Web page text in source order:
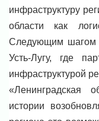
инфраструктуру
области как
Следующим шагом
Усть-Лугу, где
инфраструктурой
«Ленинградская
истории